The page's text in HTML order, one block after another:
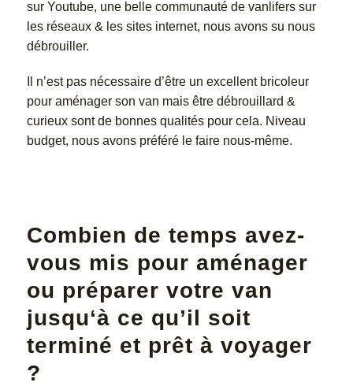
sur Youtube, une belle communauté de vanlifers sur
les réseaux & les sites internet, nous avons su nous
débrouiller.
Il n’est pas nécessaire d’être un excellent bricoleur
pour aménager son van mais être débrouillard &
curieux sont de bonnes qualités pour cela. Niveau
budget, nous avons préféré le faire nous-même.
Combien de temps avez-
vous mis pour aménager
ou préparer votre van
jusqu‘à ce qu’il soit
terminé et prêt à voyager
?